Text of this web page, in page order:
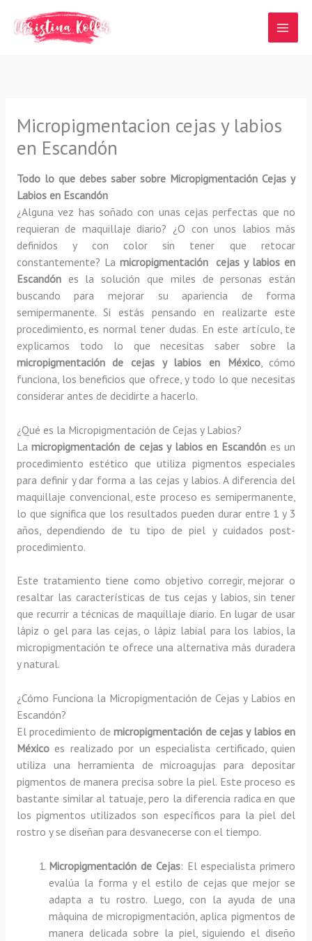
contenido
Micropigmentacion cejas y labios
en Escandón
Todo lo que debes saber sobre Micropigmentación Cejas y
Labios en Escandón
¿Alguna vez has soñado con unas cejas perfectas que no
requieran de maquillaje diario? ¿O con unos labios más
definidos y con color sin tener que retocar
constantemente? La micropigmentación cejas y labios en
Escandónes la solución que miles de personas están
buscando para mejorar su apariencia de forma
semipermanente. Si estás pensando en realizarte este
procedimiento, es normal tener dudas. En este artículo, te
explicamos todo lo que necesitas saber sobre la
micropigmentación de cejas y labios en México, cómo
funciona, los beneficios que ofrece, y todo lo que necesitas
considerar antes de decidirte a hacerlo.
¿Qué es la Micropigmentación de Cejas y Labios?
Lamicropigmentación de cejas y labios en Escandónes un
procedimiento estético que utiliza pigmentos especiales
para definir y dar forma a las cejas y labios. A diferencia del
maquillaje convencional, este proceso es semipermanente,
lo que significa que los resultados pueden durar entre 1 y 3
años, dependiendo de tu tipo de piel y cuidados post-
procedimiento.
Este tratamiento tiene como objetivo corregir, mejorar o
resaltar las características de tus cejas y labios, sin tener
que recurrir a técnicas de maquillaje diario. En lugar de usar
lápiz o gel para las cejas, o lápiz labial para los labios, la
micropigmentación te ofrece una alternativa más duradera
y natural.
¿Cómo Funciona la Micropigmentación de Cejas y Labios en
Escandón?
El procedimiento demicropigmentación de cejas y labios en
Méxicoes realizado por un especialista certificado, quien
utiliza una herramienta de microagujas para depositar
pigmentos de manera precisa sobre la piel. Este proceso es
bastante similar al tatuaje, pero la diferencia radica en que
los pigmentos utilizados son específicos para la piel del
rostro y se diseñan para desvanecerse con el tiempo.
Micropigmentación de Cejas: El especialista primero
evalúa la forma y el estilo de cejas que mejor se
adapta a tu rostro. Luego, con la ayuda de una
máquina de micropigmentación, aplica pigmentos de
manera delicada sobre la piel, siguiendo el diseño